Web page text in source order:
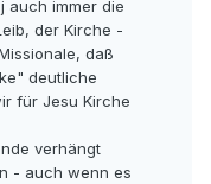
auch immer die
der Kirche -
daß
deutliche
für Jesu Kirche
verhängt
- auch wenn es